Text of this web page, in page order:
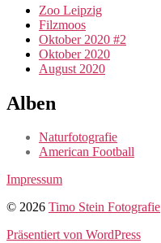
Zoo Leipzig
Filzmoos
Oktober 2020 #2
Oktober 2020
August 2020
Alben
Naturfotografie
American Football
Impressum
© 2026 Timo Stein Fotografie
Präsentiert von WordPress